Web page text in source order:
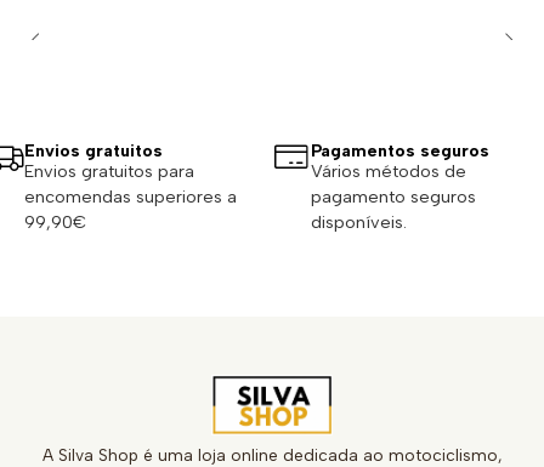
Envios gratuitos
Envios gratuitos para
encomendas superiores a
99,90€
Pagamentos seguros
Vários métodos de
pagamento seguros
disponíveis.
A Silva Shop é uma loja online dedicada ao motociclismo,